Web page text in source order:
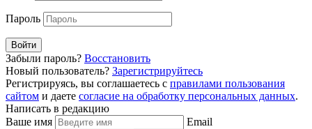
Пароль
Войти
Забыли пароль? Восстановить
Новый пользователь? Зарегистрируйтесь
Регистрируясь, вы соглашаетесь с правилами пользования
сайтом и даете согласие на обработку персональных данных.
Написать в редакцию
Ваше имя
Email